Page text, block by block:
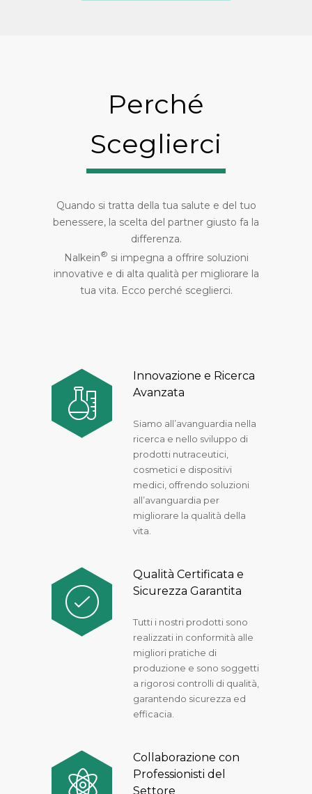
Perché
Sceglierci
Quando si tratta della tua salute e del tuo
benessere, la scelta del partner giusto fa la
differenza.
Nalkein® si impegna a offrire soluzioni
innovative e di alta qualità per migliorare la
tua vita. Ecco perché sceglierci.
Innovazione e Ricerca
Avanzata
Siamo all’avanguardia nella
ricerca e nello sviluppo di
prodotti nutraceutici,
cosmetici e dispositivi
medici, offrendo soluzioni
all’avanguardia per
migliorare la qualità della
vita.
Qualità Certificata e
Sicurezza Garantita
Tutti i nostri prodotti sono
realizzati in conformità alle
migliori pratiche di
produzione e sono soggetti
a rigorosi controlli di qualità,
garantendo sicurezza ed
efficacia.
Collaborazione con
Professionisti del
Settore